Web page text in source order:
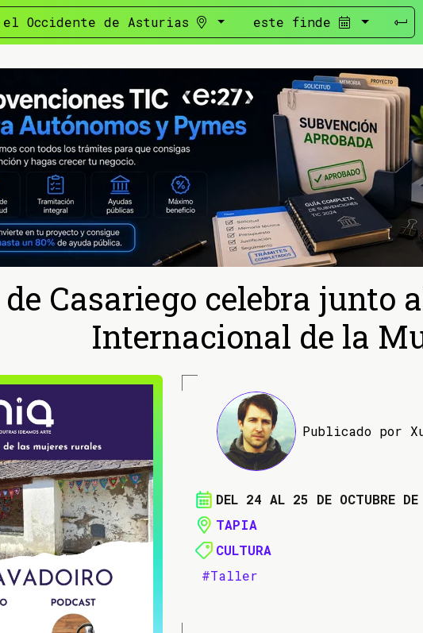
el Occidente de Asturias este finde
Casariego celebra junto
Internacional de la
Publicado por
DEL 24 AL 25 DE OCTUBRE
TAPIA
CULTURA
#Taller